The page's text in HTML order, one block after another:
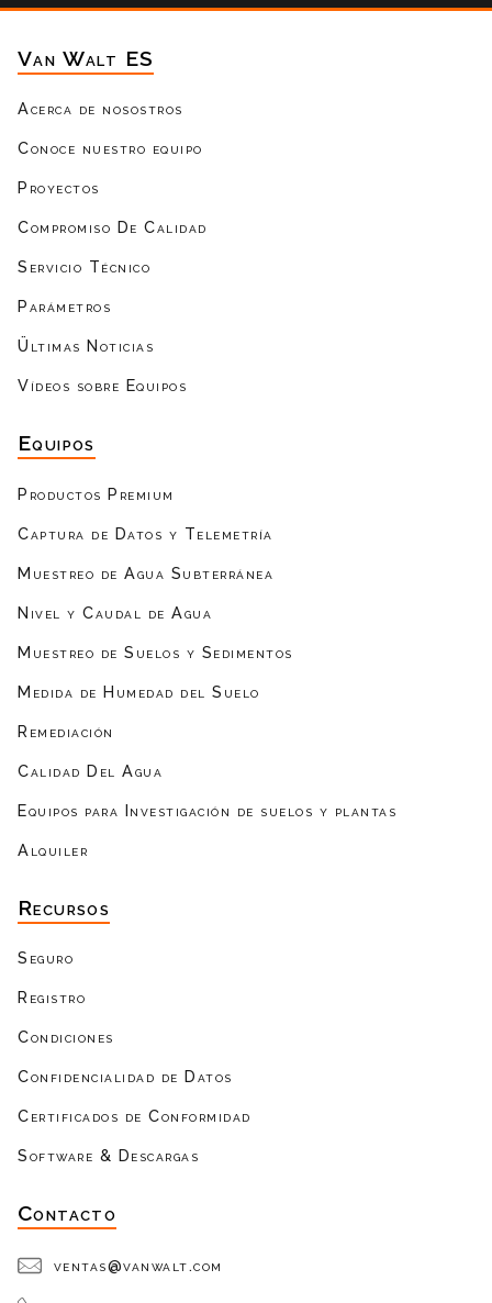
Van Walt ES
Acerca de nosostros
Conoce nuestro equipo
Proyectos
Compromiso De Calidad
Servicio Técnico
Parámetros
Ültimas Noticias
Vídeos sobre Equipos
Equipos
Productos Premium
Captura de Datos y Telemetría
Muestreo de Agua Subterránea
Nivel y Caudal de Agua
Muestreo de Suelos y Sedimentos
Medida de Humedad del Suelo
Remediación
Calidad Del Agua
Equipos para Investigación de suelos y plantas
Alquiler
Recursos
Seguro
Registro
Condiciones
Confidencialidad de Datos
Certificados de Conformidad
Software & Descargas
Contacto
ventas@vanwalt.com